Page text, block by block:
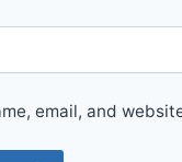
email, and